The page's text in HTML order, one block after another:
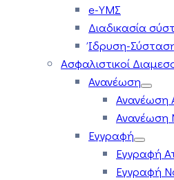
e-ΥΜΣ
Διαδικασία
Ίδρυση-
Ασφαλιστικοί
Ανανέωση
Ανανέωση
Ανανέωση
Εγγραφή
Εγγραφή
Εγγραφή